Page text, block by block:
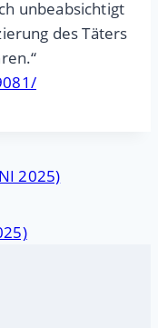
unbeabsichtigt
des Täters
2025)